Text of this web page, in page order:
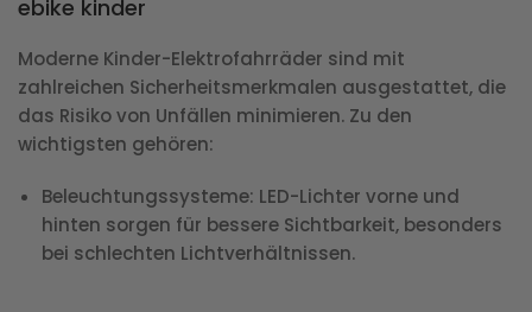
ebike kinder
Moderne Kinder-Elektrofahrräder sind mit
zahlreichen Sicherheitsmerkmalen ausgestattet, die
das Risiko von Unfällen minimieren. Zu den
wichtigsten gehören:
Beleuchtungssysteme: LED-Lichter vorne und
hinten sorgen für bessere Sichtbarkeit, besonders
bei schlechten Lichtverhältnissen.